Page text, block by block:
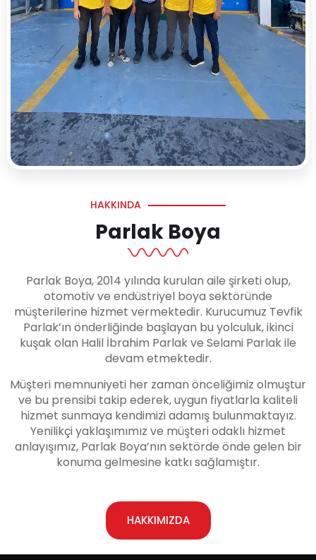
HAKKINDA
Parlak Boya
Parlak Boya, 2014 yılında kurulan aile şirketi olup,
otomotiv ve endüstriyel boya sektöründe
müşterilerine hizmet vermektedir. Kurucumuz Tevfik
Parlak’ın önderliğinde başlayan bu yolculuk, ikinci
kuşak olan Halil İbrahim Parlak ve Selami Parlak ile
devam etmektedir.
Müşteri memnuniyeti her zaman önceliğimiz olmuştur
ve bu prensibi takip ederek, uygun fiyatlarla kaliteli
hizmet sunmaya kendimizi adamış bulunmaktayız.
Yenilikçi yaklaşımımız ve müşteri odaklı hizmet
anlayışımız, Parlak Boya’nın sektörde önde gelen bir
konuma gelmesine katkı sağlamıştır.
HAKKIMIZDA